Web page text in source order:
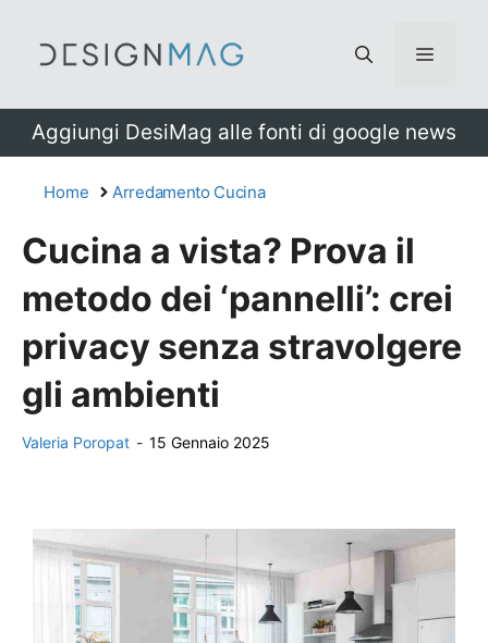
Menu
Aggiungi DesiMag alle fonti di google news
Home Arredamento Cucina
Cucina a vista? Prova il
metodo dei ‘pannelli’: crei
privacy senza stravolgere
gli ambienti
Valeria Poropat - 15 Gennaio 2025